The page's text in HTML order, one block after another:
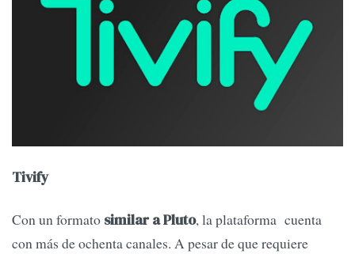
Tivify
Con un formato similar a Pluto, la plataforma cuenta
con más de ochenta canales. A pesar de que requiere